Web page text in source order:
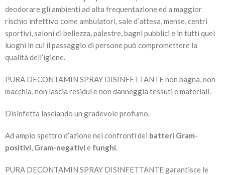
deodorare gli ambienti ad alta frequentazione ed a maggior
rischio infettivo come ambulatori, sale d’attesa, mense, centri
sportivi, saloni di bellezza, palestre, bagni pubblici e in tutti quei
luoghi in cui il passaggio di persone può compromettere la
qualità dell’igiene.
PURA DECONTAMIN SPRAY DISINFETTANTE non bagna, non
macchia, non lascia residui e non danneggia tessuti e materiali.
Disinfetta lasciando un gradevole profumo.
Ad ampio spettro d’azione nei confronti dei batteri Gram-
positivi, Gram-negativi e funghi.
PURA DECONTAMIN SPRAY DISINFETTANTE garantisce le